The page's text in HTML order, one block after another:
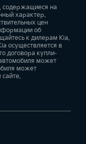
содержащиеся на
характер.
цен
об
к дилерам Kia.
осуществляется в
договора купли-
может
может
сайте.